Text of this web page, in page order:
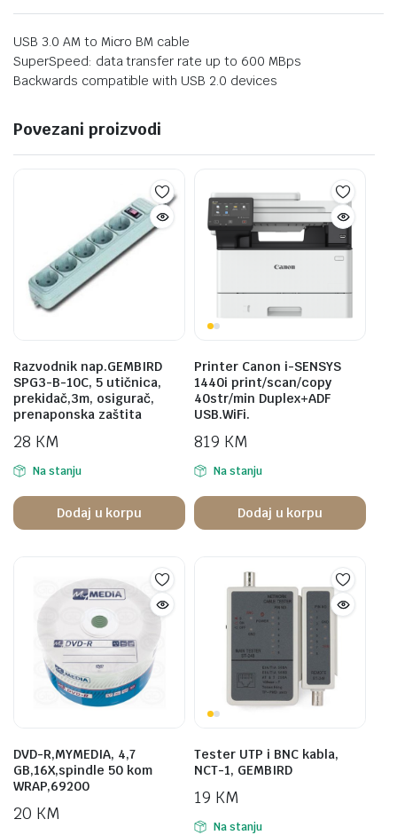
USB 3.0 AM to Micro BM cable
SuperSpeed: data transfer rate up to 600 MBps
Backwards compatible with USB 2.0 devices
Povezani proizvodi
Razvodnik nap.GEMBIRD
SPG3-B-10C, 5 utičnica,
prekidač,3m, osigurač,
prenaponska zaštita
28 KM
Na stanju
Dodaj u korpu
Printer Canon i-SENSYS
1440i print/scan/copy
40str/min Duplex+ADF
USB.WiFi.
819 KM
Na stanju
Dodaj u korpu
DVD-R,MYMEDIA, 4,7
GB,16X,spindle 50 kom
WRAP,69200
20 KM
Tester UTP i BNC kabla,
NCT-1, GEMBIRD
19 KM
Na stanju